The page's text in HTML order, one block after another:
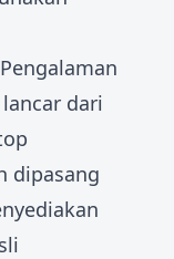
dari
dipasang